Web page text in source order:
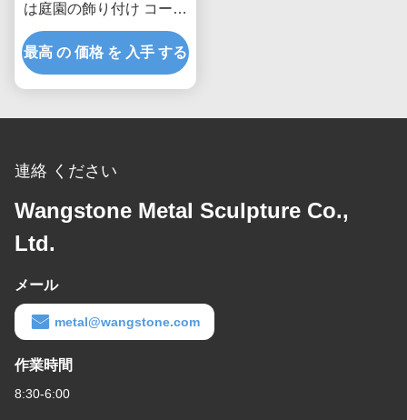
は庭園の飾り付け コーテ
ン 鋼の空洞ボール
最高 の 価格 を 入手 する
連絡 ください
Wangstone Metal Sculpture Co.,
Ltd.
メール
metal@wangstone.com
作業時間
8:30-6:00